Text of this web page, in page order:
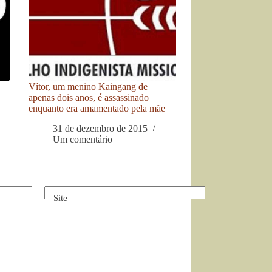
Vítor, um menino Kaingang de
apenas dois anos, é assassinado
enquanto era amamentado pela mãe
31 de dezembro de 2015
Um comentário
Site